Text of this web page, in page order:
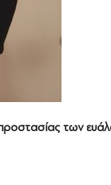
προστασίας των